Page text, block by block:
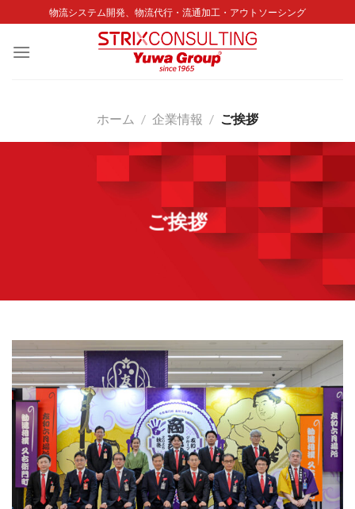
to
content
物流システム開発、物流代行・流通加工・アウトソーシング
ホーム / 企業情報 / ご挨拶
ご挨拶